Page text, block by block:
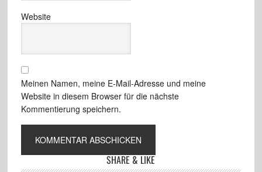
Website
Meinen Namen, meine E-Mail-Adresse und meine
Website in diesem Browser für die nächste
Kommentierung speichern.
SHARE & LIKE